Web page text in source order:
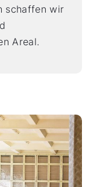
schaffen wir
Areal.